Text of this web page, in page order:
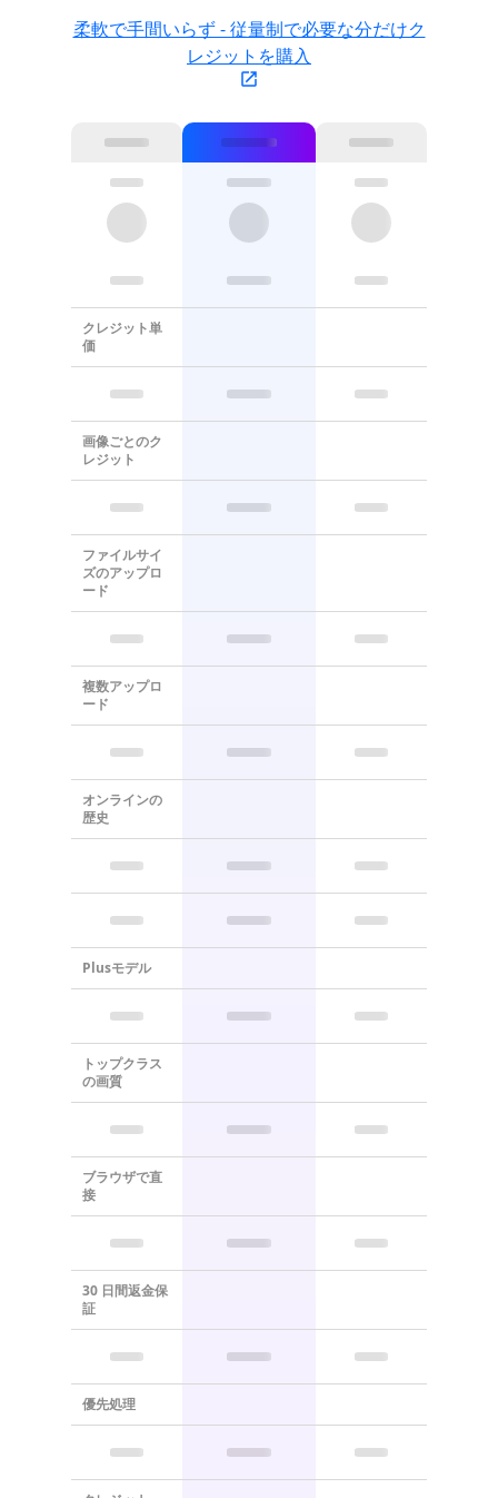
柔軟で手間いらず - 従量制で必要な分だけク
レジットを購入
クレジット単
価
画像ごとのク
レジット
ファイルサイ
ズのアップロ
ード
複数アップロ
ード
オンラインの
歴史
Plusモデル
トップクラス
の画質
ブラウザで直
接
30 日間返金保
証
優先処理